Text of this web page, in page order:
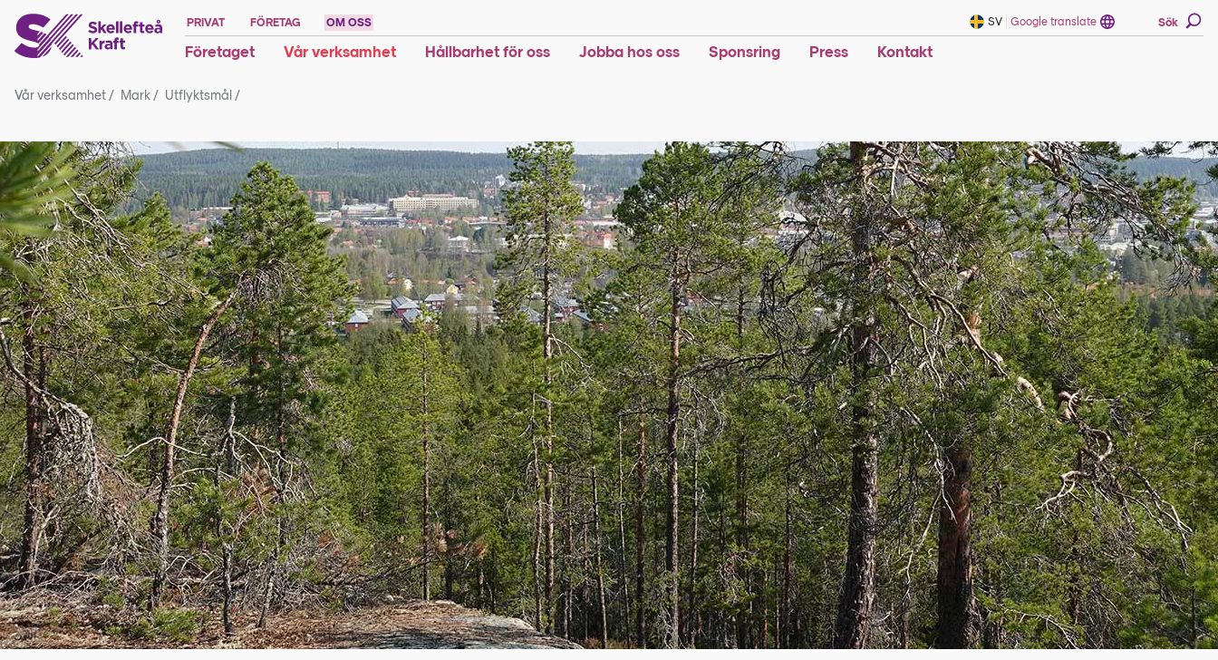
PRIVAT FÖRETAG OM OSS SV Google translate Sök
Företaget Vår verksamhet Hållbarhet för oss Jobba hos oss Sponsring Press Kontakt
Vår verksamhet/ Mark/ Utflyktsmål /